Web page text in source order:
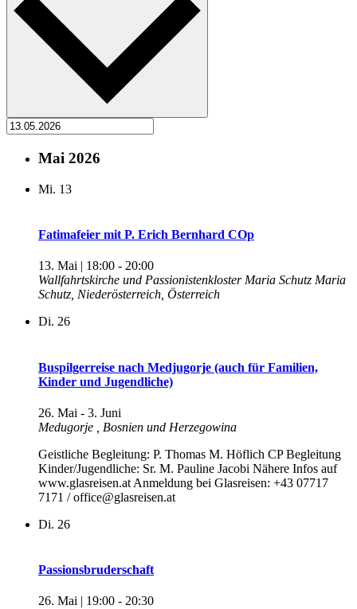
Mai 2026
Mi. 13
Fatimafeier mit P. Erich Bernhard COp
13. Mai | 18:00 - 20:00
Wallfahrtskirche und Passionistenkloster Maria Schutz Maria
Schutz, Niederösterreich, Österreich
Di. 26
Buspilgerreise nach Medjugorje (auch für Familien,
Kinder und Jugendliche)
26. Mai - 3. Juni
Medugorje
, Bosnien und Herzegowina
Geistliche Begleitung: P. Thomas M. Höflich CP Begleitung
Kinder/Jugendliche: Sr. M. Pauline Jacobi Nähere Infos auf
www.glasreisen.at Anmeldung bei Glasreisen: +43 07717
7171 / office@glasreisen.at
Di. 26
Passionsbruderschaft
26. Mai | 19:00 - 20:30